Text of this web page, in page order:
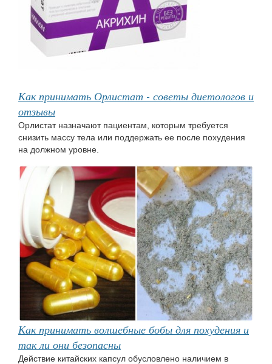
Как принимать Орлистат - советы диетологов и
отзывы
Орлистат назначают пациентам, которым требуется
снизить массу тела или поддержать ее после похудения
на должном уровне.
Как принимать волшебные бобы для похудения и
так ли они безопасны
Действие китайских капсул обусловлено наличием в